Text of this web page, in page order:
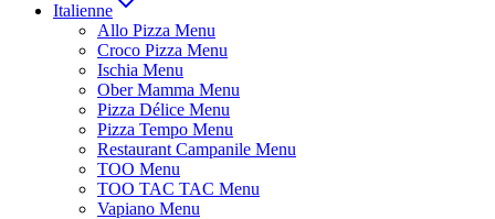
Italienne
Allo Pizza Menu
Croco Pizza Menu
Ischia Menu
Ober Mamma Menu
Pizza Délice Menu
Pizza Tempo Menu
Restaurant Campanile Menu
TOO Menu
TOO TAC TAC Menu
Vapiano Menu